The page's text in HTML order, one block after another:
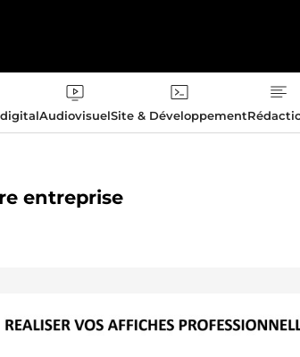
AudiovisuelSite & Développement
entreprise